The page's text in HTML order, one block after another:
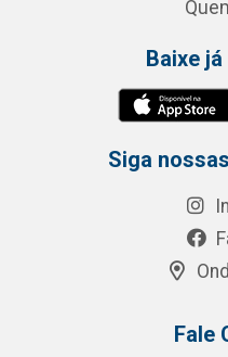
Baixe
Siga
Fale